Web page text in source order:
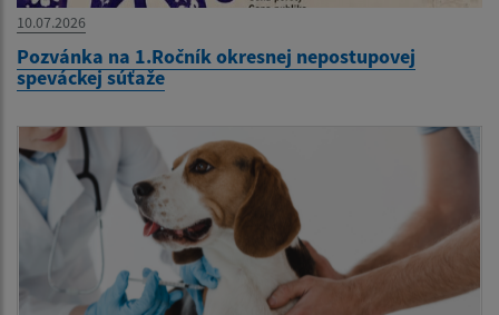
10.07.2026
Pozvánka na 1.Ročník okresnej nepostupovej
speváckej súťaže